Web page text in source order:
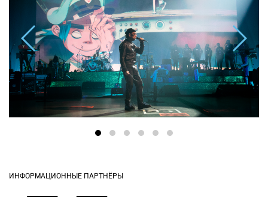
ИНФОРМАЦИОННЫЕ ПАРТНЁРЫ